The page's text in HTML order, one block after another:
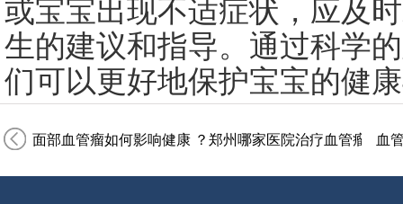
或宝宝出现不适症状，应及
生的建议和指导。通过科学
们可以更好地保护宝宝的健
面部血管瘤如何影响健康 ？郑州哪家医院治疗血管瘤是权
血